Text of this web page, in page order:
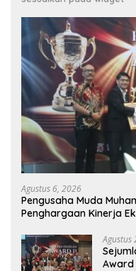
Agustus 6, 2026
Pengusaha Muda
Penghargaan Kinerja
Agustus
Award